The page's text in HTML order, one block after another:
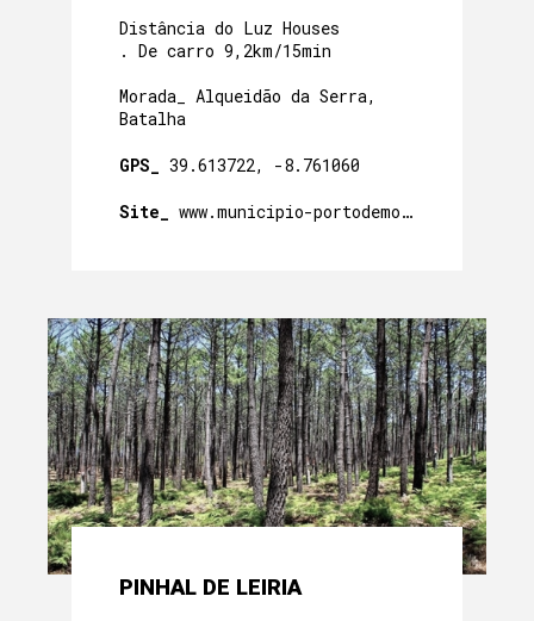
Distância do Luz Houses
. De carro 9,2km/15min
Morada_ Alqueidão da Serra,
Batalha
GPS_ 39.613722, -8.761060
Site_ www.municipio-portodemos.pt
PINHAL DE LEIRIA